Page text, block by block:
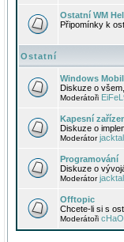
Ostatní WM
Připomínky k
Ostatní
Windows
Diskuze o
Moderátoři
Kapesní
Diskuze o
Moderátor
Programování
Diskuze o
Moderátor
Offtopic
Chcete-li si s
Moderátoři